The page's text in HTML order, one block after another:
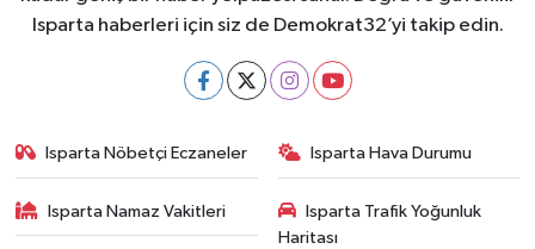
Isparta haberleri için siz de Demokrat32’yi takip edin.
Isparta Nöbetçi Eczaneler Isparta Hava Durumu
Isparta Namaz Vakitleri
Isparta Trafik Yoğunluk
Haritası